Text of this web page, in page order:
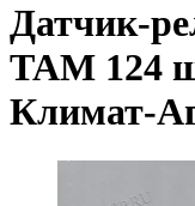
Датчик-
ТАМ 124
Климат-